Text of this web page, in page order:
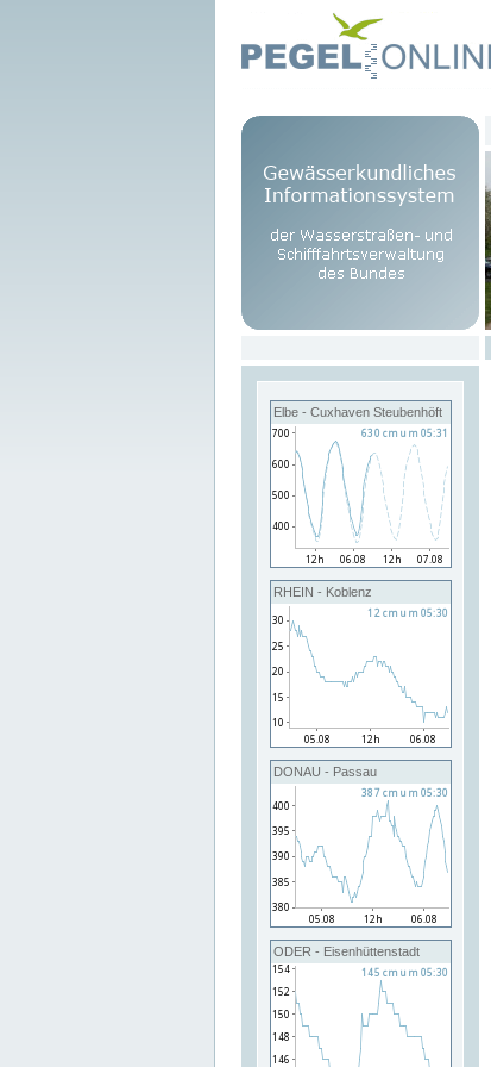
Elbe - Cuxhaven Steubenhöft
RHEIN - Koblenz
DONAU - Passau
ODER - Eisenhüttenstadt